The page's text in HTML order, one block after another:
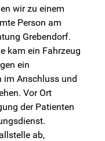
wir zu einem
Person am
Grebendorf.
kam ein Fahrzeug
ein
im Anschluss und
Vor Ort
der Patienten
ab,